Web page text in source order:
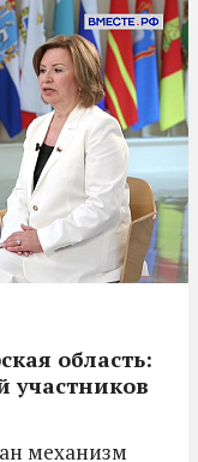
область:
участников
механизм